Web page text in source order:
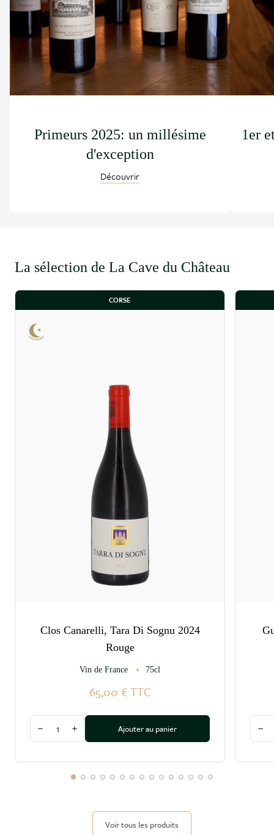
Primeurs 2025: un millésime
d'exception
Découvrir
1er
La sélection de La Cave du Château
CORSE
Clos Canarelli, Tara Di Sognu 2024
Rouge
Vin de France 75cl
65,00 € TTC
Diminuer la quantité
Augmenter la quantité
Ajouter au panier
Voir tous les produits